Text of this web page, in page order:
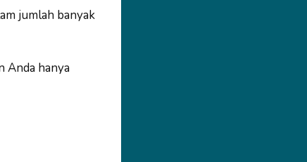
jumlah banyak
Anda hanya